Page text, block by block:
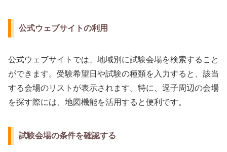
公式ウェブサイトの利用
公式ウェブサイトでは、地域別に試験会場を検索すること
ができます。受験希望日や試験の種類を入力すると、該当
する会場のリストが表示されます。特に、逗子周辺の会場
を探す際には、地図機能を活用すると便利です。
試験会場の条件を確認する